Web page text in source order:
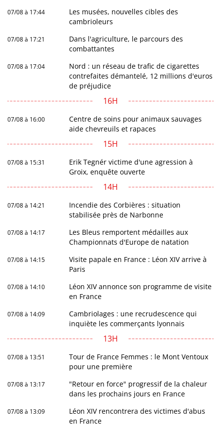
07/08 à 17:44
Les musées, nouvelles cibles des
cambrioleurs
07/08 à 17:21
Dans l'agriculture, le parcours des
combattantes
07/08 à 17:04
Nord : un réseau de trafic de cigarettes
contrefaites démantelé, 12 millions d'euros
de préjudice
16H
07/08 à 16:00
Centre de soins pour animaux sauvages
aide chevreuils et rapaces
15H
07/08 à 15:31
Erik Tegnér victime d'une agression à
Groix, enquête ouverte
14H
07/08 à 14:21
Incendie des Corbières : situation
stabilisée près de Narbonne
07/08 à 14:17
Les Bleus remportent médailles aux
Championnats d'Europe de natation
07/08 à 14:15
Visite papale en France : Léon XIV arrive à
Paris
07/08 à 14:10
Léon XIV annonce son programme de visite
en France
07/08 à 14:09
Cambriolages : une recrudescence qui
inquiète les commerçants lyonnais
13H
07/08 à 13:51
Tour de France Femmes : le Mont Ventoux
pour une première
07/08 à 13:17
"Retour en force" progressif de la chaleur
dans les prochains jours en France
07/08 à 13:09
Léon XIV rencontrera des victimes d'abus
en France